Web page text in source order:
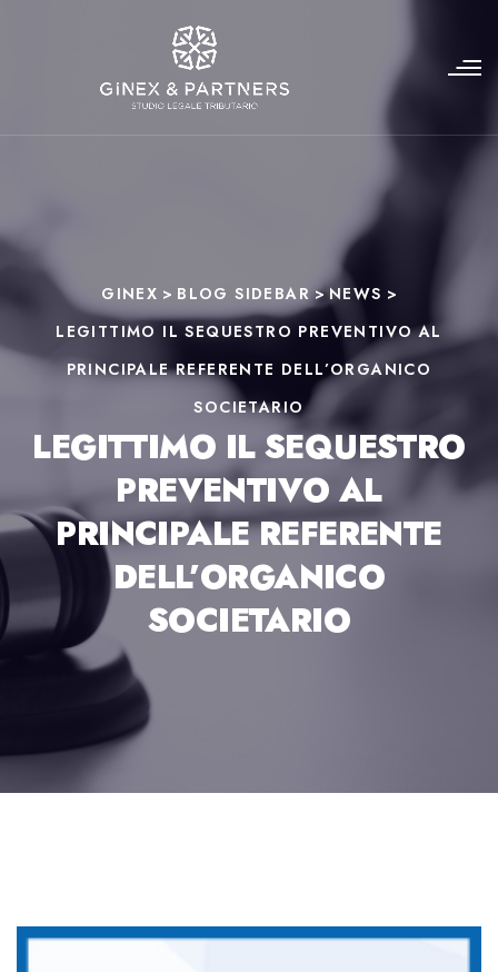
GINEX > BLOG SIDEBAR>NEWS >
LEGITTIMO IL SEQUESTRO PREVENTIVO AL
PRINCIPALE REFERENTE DELL’ORGANICO
SOCIETARIO
LEGITTIMO IL SEQUESTRO
PREVENTIVO AL
PRINCIPALE REFERENTE
DELL’ORGANICO
SOCIETARIO